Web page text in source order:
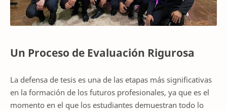
Un Proceso de Evaluación Rigurosa
La defensa de tesis es una de las etapas más significativas
en la formación de los futuros profesionales, ya que es el
momento en el que los estudiantes demuestran todo lo